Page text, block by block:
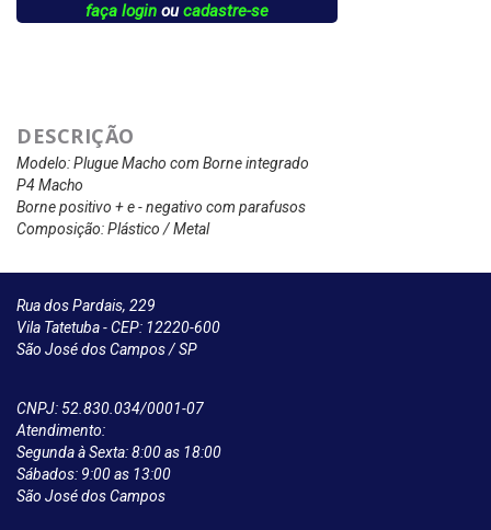
faça loginoucadastre-se
DESCRIÇÃO
Modelo: Plugue Macho com Borne integrado
P4 Macho
Borne positivo + e - negativo com parafusos
Composição: Plástico / Metal
Rua dos Pardais, 229
Vila Tatetuba - CEP: 12220-600
São José dos Campos / SP
CNPJ: 52.830.034/0001-07
Atendimento:
Segunda à Sexta: 8:00 as 18:00
Sábados: 9:00 as 13:00
São José dos Campos